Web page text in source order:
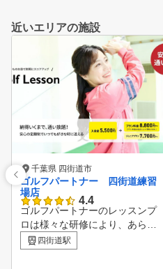
近いエリアの施設
千葉県 四街道市
ゴルフパートナー 四街道練習
場店
4.4
ゴルフパートナーのレッスンプ
ロは様々な研修により、あらゆ
る方面から生徒様の上達をサポ
ートしています！ ビギナーか
四街道駅